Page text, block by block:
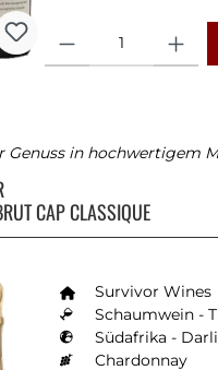
Genuss in hochwertigem
CAP CLASSIQUE
Survivor Wines
Schaumwein -
Südafrika -
Chardonnay